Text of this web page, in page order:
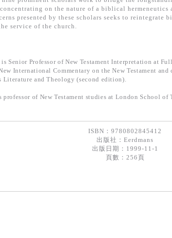
on the nature of a biblical hermeneutics
presented by these scholars seeks to reintegrate
service of the church.
is Senior Professor of New Testament Interpretation at
International Commentary on the New Testament
Literature and Theology (second edition).
professor of New Testament studies at London School of
ISBN：9780802845412
出版社： Eerdmans
出版日期：1999-11-1
頁數：256頁